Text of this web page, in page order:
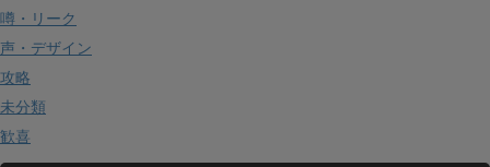
噂・リーク
声・デザイン
攻略
未分類
歓喜